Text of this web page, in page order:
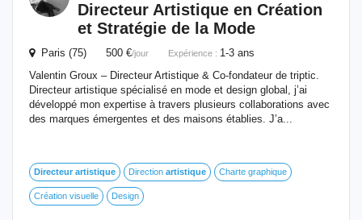
Directeur Artistique en Création
et Stratégie de la Mode
Paris (75) 500 €/jour Expérience : 1-3 ans
Valentin Groux – Directeur Artistique & Co-fondateur de triptic.
Directeur artistique spécialisé en mode et design global, j’ai
développé mon expertise à travers plusieurs collaborations avec
des marques émergentes et des maisons établies. J’a...
Directeur artistique Direction artistique Charte graphique
Création visuelle Design